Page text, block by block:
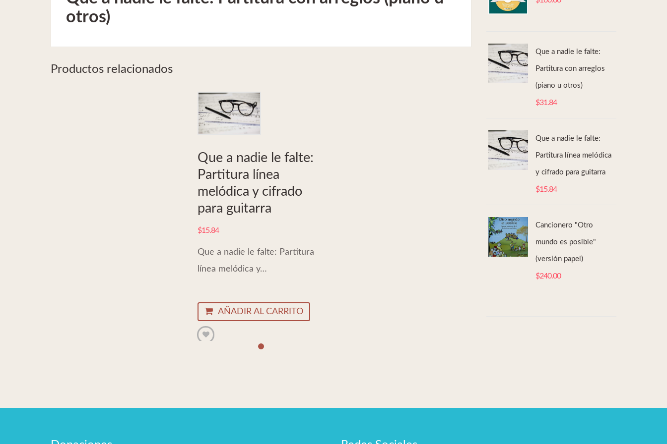
otros)
Productos relacionados
Que a nadie le falte:
Partitura línea
melódica y cifrado
para guitarra
$15.84
Que a nadie le falte: Partitura
línea melódica y…
AÑADIR AL CARRITO
Que a nadie le falte:
Partitura con arreglos
(piano u otros)
$31.84
Que a nadie le falte:
Partitura línea melódica
y cifrado para guitarra
$15.84
Cancionero "Otro
mundo es posible"
(versión papel)
$240.00